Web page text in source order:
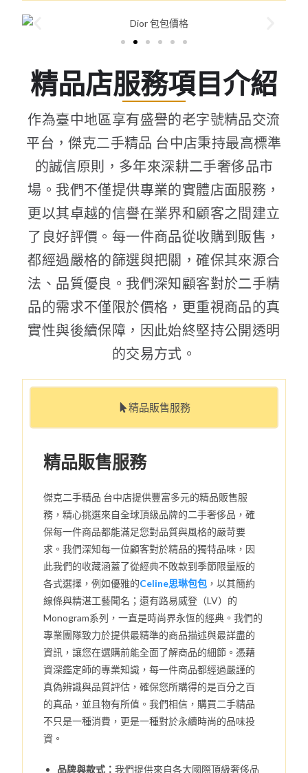
精品店服務項目介紹
作為臺中地區享有盛譽的老字號精品交流
平台，傑克二手精品 台中店秉持最高標準
的誠信原則，多年來深耕二手奢侈品市
場。我們不僅提供專業的實體店面服務，
更以其卓越的信譽在業界和顧客之間建立
了良好評價。每一件商品從收購到販售，
都經過嚴格的篩選與把關，確保其來源合
法、品質優良。我們深知顧客對於二手精
品的需求不僅限於價格，更重視商品的真
實性與後續保障，因此始終堅持公開透明
的交易方式。
精品販售服務
精品販售服務
傑克二手精品 台中店提供豐富多元的精品販售服
務，精心挑選來自全球頂級品牌的二手奢侈品，確
保每一件商品都能滿足您對品質與風格的嚴苛要
求。我們深知每一位顧客對於精品的獨特品味，因
此我們的收藏涵蓋了從經典不敗款到季節限量版的
各式選擇，例如優雅的Celine思琳包包 ，以其簡約
線條與精湛工藝聞名；還有路易威登（LV）的
Monogram系列，一直是時尚界永恆的經典。我們的
專業團隊致力於提供最精準的商品描述與最詳盡的
資訊，讓您在選購前能全面了解商品的細節。憑藉
資深鑑定師的專業知識，每一件商品都經過嚴謹的
真偽辨識與品質評估，確保您所購得的是百分之百
的真品，並且物有所值。我們相信，購買二手精品
不只是一種消費，更是一種對於永續時尚的品味投
資。
品牌與款式：我們提供來自各大國際頂級奢侈品